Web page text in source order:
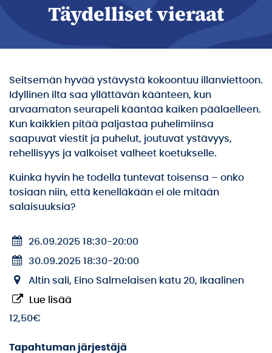
Täydelliset vieraat
Seitsemän hyvää ystävystä kokoontuu illanviettoon.
Idyllinen ilta saa yllättävän käänteen, kun
arvaamaton seurapeli kääntää kaiken päälaelleen.
Kun kaikkien pitää paljastaa puhelimiinsa
saapuvat viestit ja puhelut, joutuvat ystävyys,
rehellisyys ja valkoiset valheet koetukselle.
Kuinka hyvin he todella tuntevat toisensa – onko
tosiaan niin, että kenelläkään ei ole mitään
salaisuuksia?
26.09.2025 18:30-20:00
30.09.2025 18:30-20:00
Altin sali, Eino Salmelaisen katu 20, Ikaalinen
Lue lisää
12,50€
Tapahtuman järjestäjä